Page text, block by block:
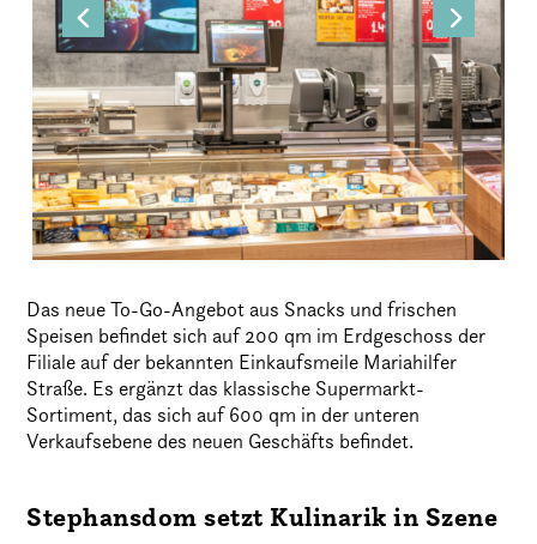
Das neue To-Go-Angebot aus Snacks und frischen
Speisen befindet sich auf 200 qm im Erdgeschoss der
Filiale auf der bekannten Einkaufsmeile Mariahilfer
Straße. Es ergänzt das klassische Supermarkt-
Sortiment, das sich auf 600 qm in der unteren
Verkaufsebene des neuen Geschäfts befindet.
Stephansdom setzt Kulinarik in Szene